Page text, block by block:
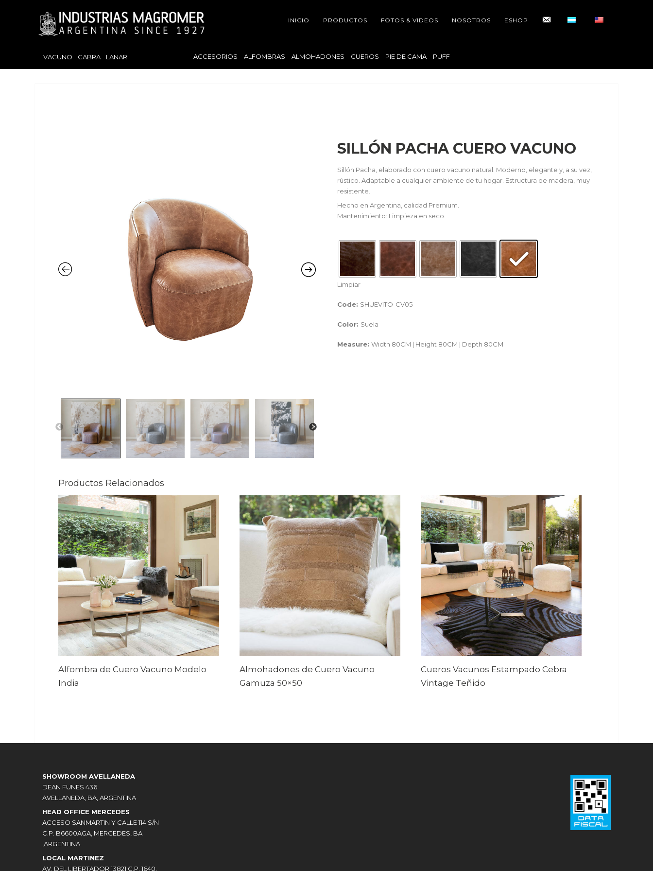
INICIO PRODUCTOS FOTOS & VIDEOS NOSOTROS ESHOP CONTACTO
VACUNO CABRA LANAR ACCESORIOS ALFOMBRAS ALMOHADONES CUEROS PIE DE CAMA PUFF
SILLÓN PACHA CUERO VACUNO
Sillón Pacha, elaborado con cuero vacuno natural. Moderno, elegante y, a su vez,
rústico. Adaptable a cualquier ambiente de tu hogar. Estructura de madera, muy
resistente.
Hecho en Argentina, calidad Premium.
Mantenimiento: Limpieza en seco.
Limpiar
Code: SHUEVITO-CV05
Color: Suela
Measure:Width 80CM | Height 80CM | Depth 80CM
Productos Relacionados
Alfombra de Cuero Vacuno Modelo
India
Almohadones de Cuero Vacuno
Gamuza 50×50
Cueros Vacunos Estampado Cebra
Vintage Teñido
SHOWROOM AVELLANEDA
DEAN FUNES 436
AVELLANEDA, BA, ARGENTINA
HEAD OFFICE MERCEDES
ACCESO SANMARTIN Y CALLE 114 S/N
C.P. B6600AGA, MERCEDES, BA
,ARGENTINA
LOCAL MARTINEZ
AV. DEL LIBERTADOR 13821 C.P. 1640,